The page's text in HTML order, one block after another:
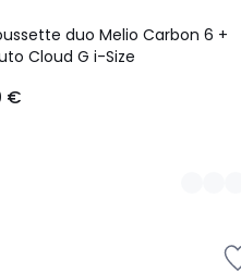
duo Melio Carbon 6 +
Cloud G i-Size
€